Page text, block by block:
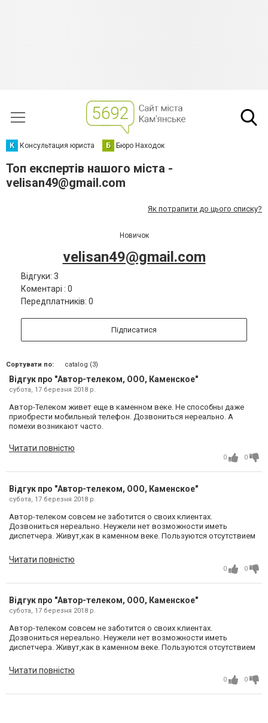
К Консультация юриста Б Бюро Находок
Топ експертів нашого міста -
velisan49@gmail.com
Як потрапити до цього списку?
Новичок
velisan49@gmail.com
Відгуки: 3
Коментарі : 0
Передплатників: 0
Підписатися
Сортувати по: catalog (3)
Відгук про "Автор-телеком, ООО, Каменское"
субота, 17 березня 2018 р.
Автор-Телеком живет еще в каменном веке. Не способны даже
приобрести мобильный телефон. Дозвониться нереально. А
помехи возникают часто.
Читати повністю
0 0
Відгук про "Автор-телеком, ООО, Каменское"
субота, 17 березня 2018 р.
Автор-телеком совсем не заботится о своих клиентах.
Дозвониться нереально. Неужели нет возможности иметь
диспетчера. Живут,как в каменном веке. Пользуются отсутствием
Еще есть интернет. Опроблемах с качеством сообщить
некуда.Никому не советую подключаться к таким кабельщикам.
Читати повністю
0 0
Відгук про "Автор-телеком, ООО, Каменское"
субота, 17 березня 2018 р.
Автор-телеком совсем не заботится о своих клиентах.
Дозвониться нереально. Неужели нет возможности иметь
диспетчера. Живут,как в каменном веке. Пользуются отсутствием
Еще есть интернет. Опроблемах с качеством сообщить
некуда.Никому не советую подключаться к таким кабельщикам.
Читати повністю
0 0